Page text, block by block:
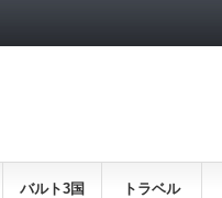
バルト3国 トラベル